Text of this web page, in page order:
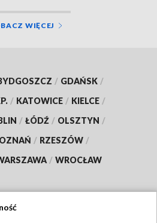
WIĘCEJ
/ GDAŃSK /
/ KATOWICE / KIELCE /
/ ŁÓDŹ / OLSZTYN /
/ RZESZÓW /
/ WROCŁAW